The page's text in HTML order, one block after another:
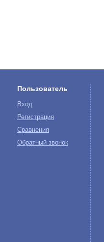
Пользователь
Вход
Регистрация
Сравнения
Обратный звонок